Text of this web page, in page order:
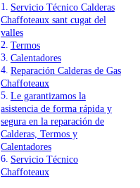
Servicio Técnico Calderas
Chaffoteaux sant cugat del
valles
Termos
Calentadores
Reparación Calderas de Gas
Chaffoteaux
Le garantizamos la
asistencia de forma rápida y
segura en la reparación de
Calderas, Termos y
Calentadores
Servicio Técnico
Chaffoteaux